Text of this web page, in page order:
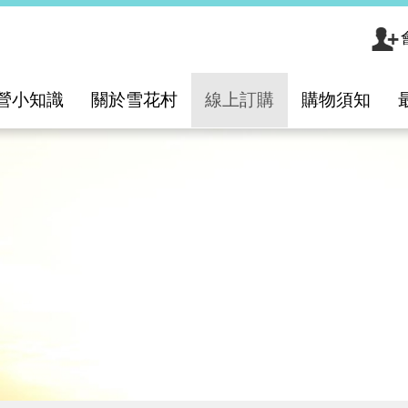
小知識 關於雪花村 線上訂購 購物須知